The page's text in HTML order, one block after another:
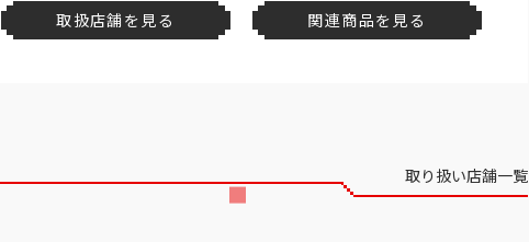
取扱店舗を見る 関連商品を見る
取り扱い店舗一覧